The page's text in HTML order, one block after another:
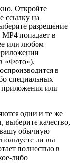
Откройте
ссылку на
разрешение
попадает в
или любом
«Фото»).
в
специальных
приложения или
одни и те же
выберите качество,
обычную
ли вы
полностью в
либо